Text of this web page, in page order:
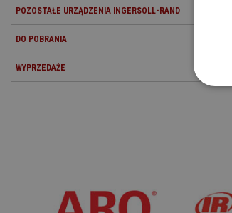
POZOSTAŁE URZĄDZENIA INGERSOLL-RAND
DO POBRANIA
WYPRZEDAŻE